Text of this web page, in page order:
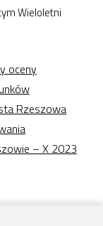
Wieloletni
oceny
Rzeszowa
– X 2023